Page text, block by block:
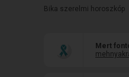
Bika szerelmi horoszkóp
Mert